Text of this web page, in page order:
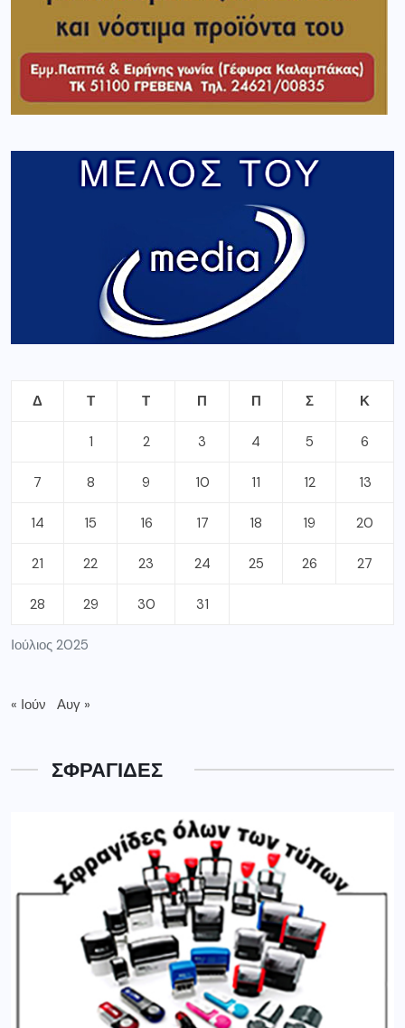
Ιούλιος 2025
Δ Τ Τ Π Π Σ Κ
1 2 3 4 5 6
7 8 9 10 11 12 13
14 15 16 17 18 19 20
21 22 23 24 25 26 27
28 29 30 31
« Ιούν Αυγ »
ΣΦΡΑΓΙΔΕΣ